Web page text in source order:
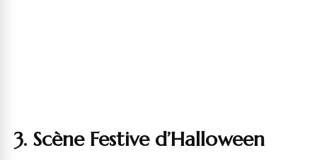
3. Scène Festive d’Halloween